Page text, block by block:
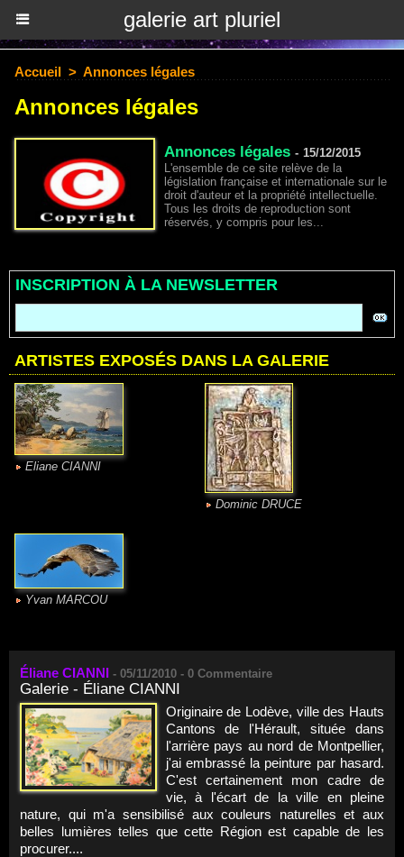
galerie art pluriel
Accueil > Annonces légales
Annonces légales
Annonces légales - 15/12/2015
L'ensemble de ce site relève de la
législation française et internationale sur le
droit d'auteur et la propriété intellectuelle.
Tous les droits de reproduction sont
réservés, y compris pour les...
INSCRIPTION À LA NEWSLETTER
ARTISTES EXPOSÉS DANS LA GALERIE
Eliane CIANNI
Dominic DRUCE
Yvan MARCOU
Éliane CIANNI - 05/11/2010 - 0 Commentaire
Galerie - Éliane CIANNI
Originaire de Lodève, ville des Hauts
Cantons de l'Hérault, située dans
l'arrière pays au nord de Montpellier,
j'ai embrassé la peinture par hasard.
C'est certainement mon cadre de
vie, à l'écart de la ville en pleine
nature, qui m'a sensibilisé aux couleurs naturelles et aux
belles lumières telles que cette Région est capable de les
procurer....